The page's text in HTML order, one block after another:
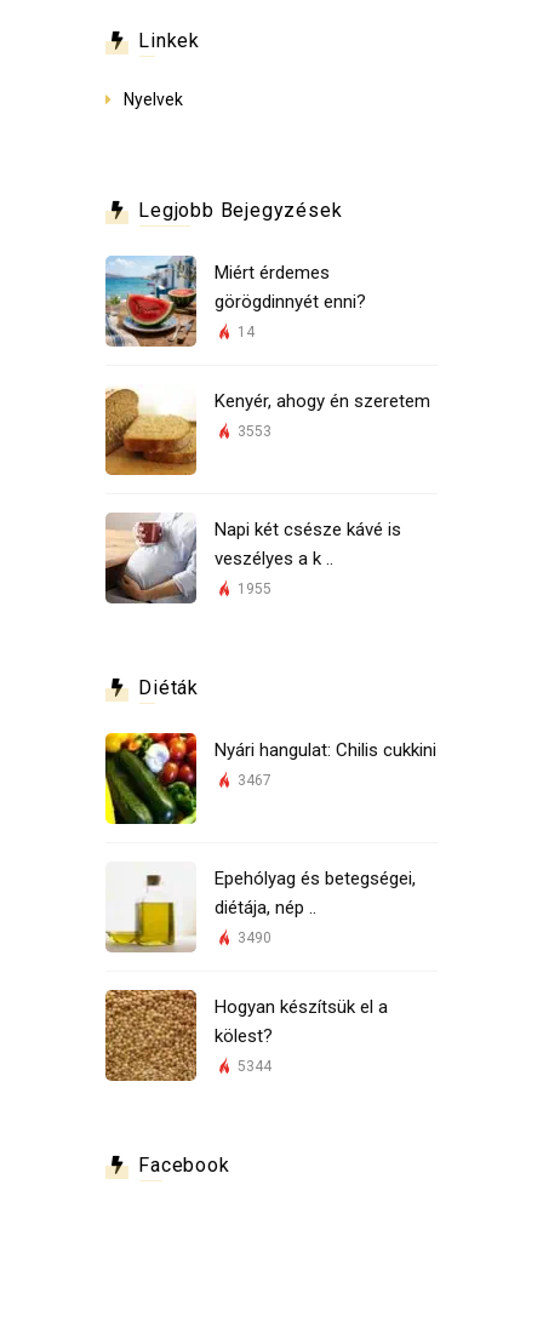
Linkek
Nyelvek
Legjobb Bejegyzések
Miért érdemes
görögdinnyét enni?
14
Kenyér, ahogy én szeretem
3553
Napi két csésze kávé is
veszélyes a k ..
1955
Diéták
Nyári hangulat: Chilis cukkini
3467
Epehólyag és betegségei,
diétája, nép ..
3490
Hogyan készítsük el a
kölest?
5344
Facebook